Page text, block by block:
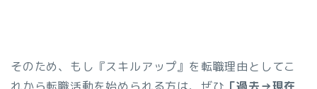
そのため、もし『スキルアップ』を転職理由としてこ